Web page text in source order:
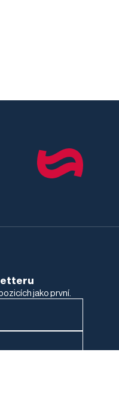
jako první.